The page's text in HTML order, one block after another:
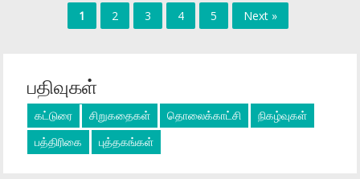
1 2 3 4 5 Next »
பதிவுகள்
கட்டுரை சிறுகதைகள் தொலைக்காட்சி
நிகழ்வுகள்
பத்திரிகை
புத்தகங்கள்